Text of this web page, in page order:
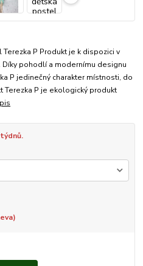
P Produkt je k dispozici v
Díky pohodlí a modernímu designu
P jedinečný charakter místnosti, do
Terezka P je ekologický produkt